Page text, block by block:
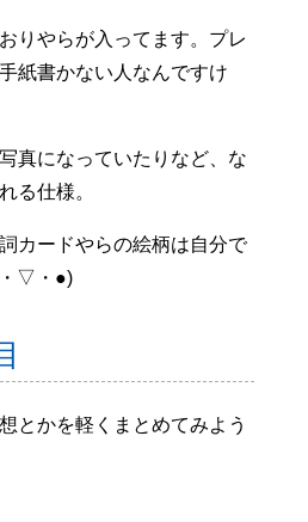
りやらが入ってます。プレ
紙書かない人なんですけ
真になっていたりなど、な
る仕様。
カードやらの絵柄は自分で
▽・●)
とかを軽くまとめてみよう